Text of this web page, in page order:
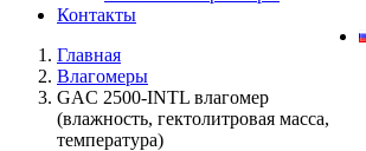
Контакты
Главная
Влагомеры
GAC 2500-INTL влагомер
(влажность, гектолитровая масса,
температура)